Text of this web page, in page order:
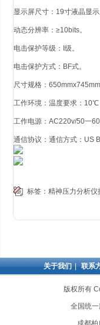
显示屏尺寸：19寸液晶显示
动态分辨率：≥10bits。
电击保护等级：I级。
电击保护方式：BF式。
尺寸规格：
工作环境：温度要求：
工作电源：AC220v/50一
通信协议：通信方式：US
标签： 精神压力分析仪
版权所有
全国统
成都柏
关于我们 | 联系